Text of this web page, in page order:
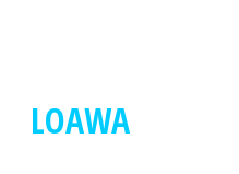
LOAWA